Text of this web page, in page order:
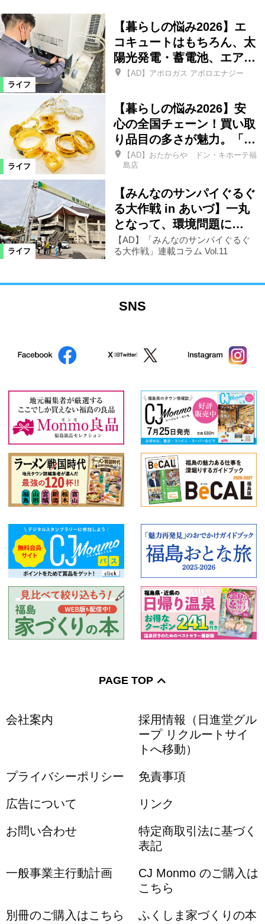
ライフ
【暮らしの悩み2026】エ
コキュートはもちろん、太
陽光発電・蓄電池、エア…
【AD】アポロガス アポロエナジー
ライフ
【暮らしの悩み2026】安
心の全国チェーン！買い取
り品目の多さが魅力。「…
【AD】おたからや ドン・キホーテ福
島店
ライフ
【みんなのサンパイぐるぐ
る大作戦 in あいづ】一丸
となって、環境問題に…
【AD】「みんなのサンパイぐるぐ
る大作戦」連載コラム Vol.11
SNS
PAGE TOP
会社案内
採用情報（日進堂グル
ープ リクルートサイ
トへ移動）
プライバシーポリシー 免責事項
広告について リンク
お問い合わせ
特定商取引法に基づく
表記
一般事業主行動計画
CJ Monmo のご購入は
こちら
別冊のご購入はこちら ふくしま家づくりの本